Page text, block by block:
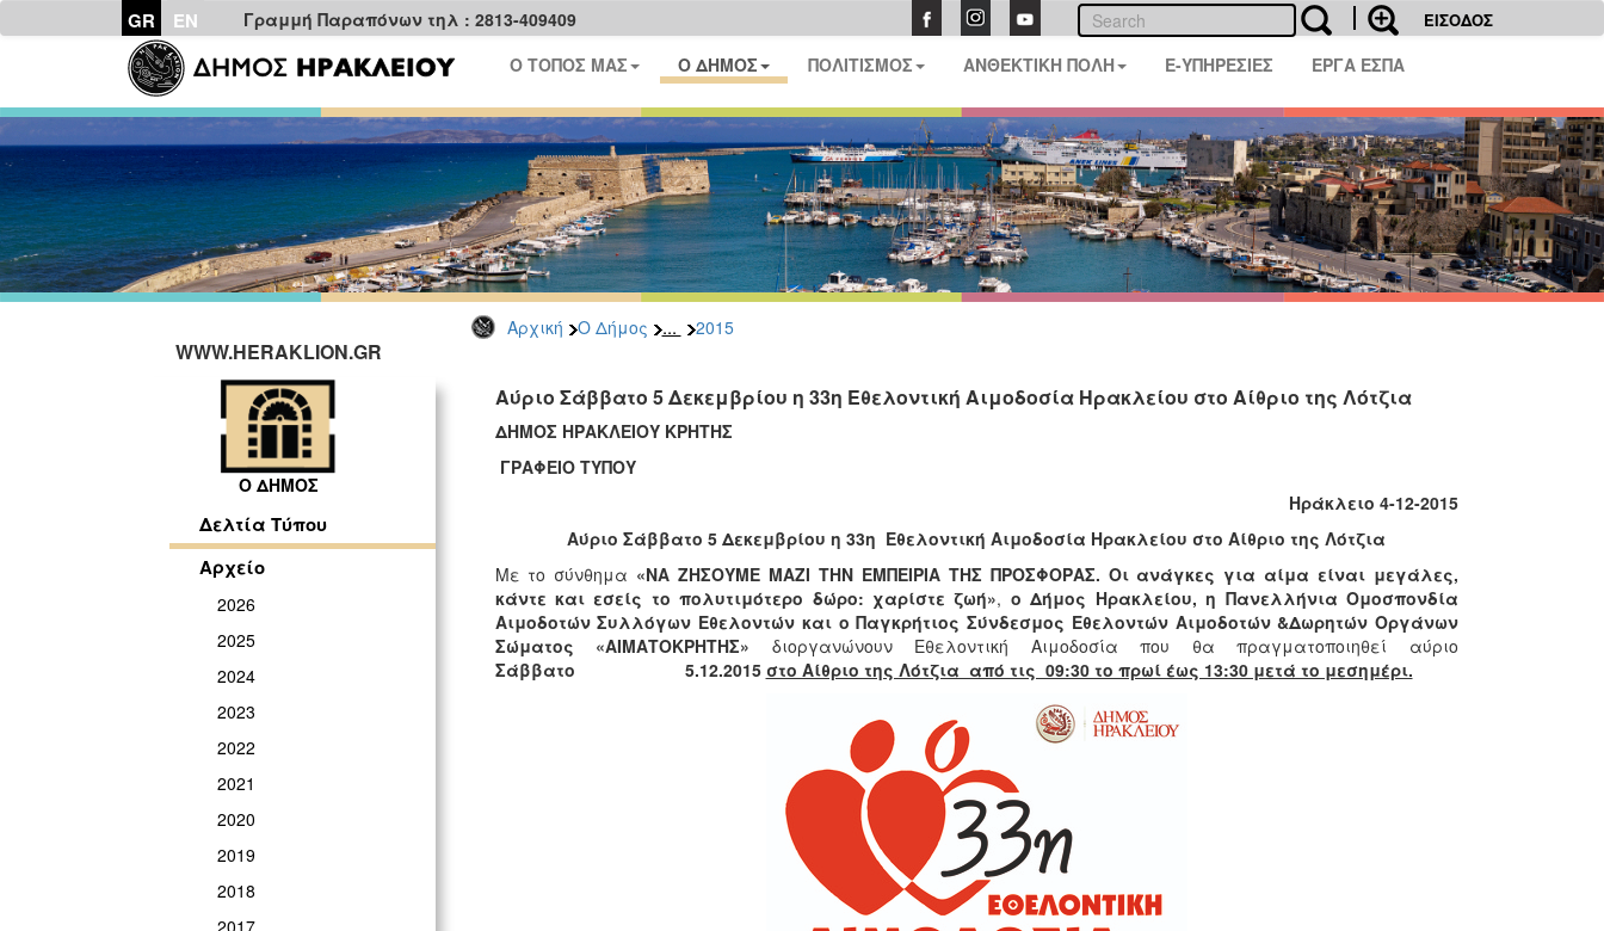
GR EN Γραμμή Παραπόνων τηλ : 2813-409409 ΕΙΣΟΔΟΣ
Ο ΤΟΠΟΣ ΜΑΣ Ο ΔΗΜΟΣ ΠΟΛΙΤΙΣΜΟΣ ΑΝΘΕΚΤΙΚΗ ΠΟΛΗ E-ΥΠΗΡΕΣΙΕΣ ΕΡΓΑ ΕΣΠΑ
Αρχική Ο Δήμος ... 2015
WWW.HERAKLION.GR
Ο ΔΗΜΟΣ
Δελτία Τύπου
Αρχείο
2026
2025
2024
2023
2022
2021
2020
2019
2018
Αύριο Σάββατο 5 Δεκεμβρίου η 33η Εθελοντική Αιμοδοσία Ηρακλείου στο Αίθριο της Λότζια
ΔΗΜΟΣ ΗΡΑΚΛΕΙΟΥ ΚΡΗΤΗΣ
ΓΡΑΦΕΙΟ ΤΥΠΟΥ
Ηράκλειο 4-12-2015
Αύριο Σάββατο 5 Δεκεμβρίου η 33η Εθελοντική Αιμοδοσία Ηρακλείου στο Αίθριο της Λότζια
Με το σύνθημα «ΝΑ ΖΗΣΟΥΜΕ ΜΑΖΙ ΤΗΝ ΕΜΠΕΙΡΙΑ ΤΗΣ ΠΡΟΣΦΟΡΑΣ. Οι ανάγκες για αίμα είναι μεγάλες,
κάντε και εσείς το πολυτιμότερο δώρο: χαρίστε ζωή», ο Δήμος Ηρακλείου, η Πανελλήνια Ομοσπονδία
Αιμοδοτών Συλλόγων Εθελοντών και ο Παγκρήτιος Σύνδεσμος Εθελοντών Αιμοδοτών &Δωρητών Οργάνων
Σώματος «ΑΙΜΑΤΟΚΡΗΤΗΣ» διοργανώνουν Εθελοντική Αιμοδοσία που θα πραγματοποιηθεί αύριο
Σάββατο 5.12.2015 στο Αίθριο της Λότζια από τις 09:30 το πρωί έως 13:30 μετά το μεσημέρι.